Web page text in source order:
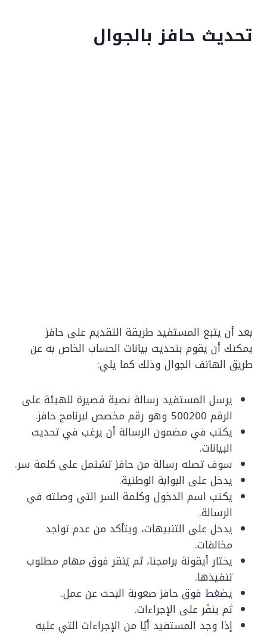
تحديث حافز بالجوال
بعد أن يتبع المستفيد طريقة التقديم على حافز
يمكنك أن يقوم بتحديث بيانات الحساب الخاص به عن
طريق الهاتف الجوال وذلك كما يلي:
يرسل المستفيد رسالة نصية قصيرة للهيئة على
الرقم 500200 وهو رقم مخصص لبرنامج حافز.
يكتب في مضمون الرسالة أن يرغب في تحديث
البيانات.
سوف تصله رسالة من حافز تشتمل على كلمة سر.
يدخل على البوابة الوطنية.
يكتب اسم الدخول وكلمة السر التي وصلته في
الرسالة.
يدخل على التنبيهات، ويتأكد من عدم تواجد
مخالفات.
يختار أيقونة برامجنا، ثم يَنقر فوق مهام مطلوب
تنفيذها.
يضغط فوق حافز صعوبة البحث عن عمل.
ثم ينقَر على الإجراءات.
إذا وجد المستفيد أيًا من الإجراءات التي عليه